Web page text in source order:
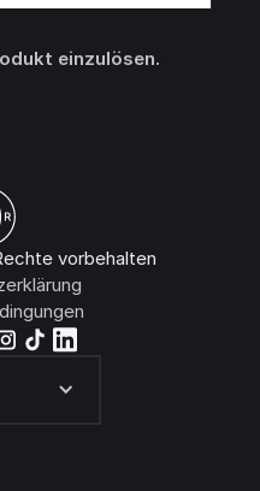
einzulösen.
vorbehalten